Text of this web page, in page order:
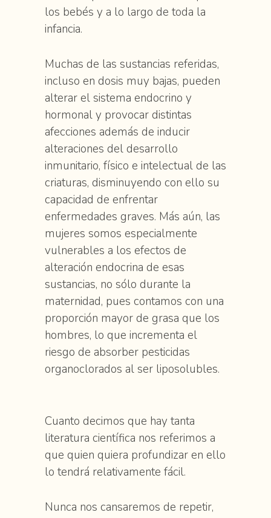
los bebés y a lo largo de toda la
infancia.
Muchas de las sustancias referidas,
incluso en dosis muy bajas, pueden
alterar el sistema endocrino y
hormonal y provocar distintas
afecciones además de inducir
alteraciones del desarrollo
inmunitario, físico e intelectual de las
criaturas, disminuyendo con ello su
capacidad de enfrentar
enfermedades graves. Más aún, las
mujeres somos especialmente
vulnerables a los efectos de
alteración endocrina de esas
sustancias, no sólo durante la
maternidad, pues contamos con una
proporción mayor de grasa que los
hombres, lo que incrementa el
riesgo de absorber pesticidas
organoclorados al ser liposolubles.
Cuanto decimos que hay tanta
literatura científica nos referimos a
que quien quiera profundizar en ello
lo tendrá relativamente fácil.
Nunca nos cansaremos de repetir,